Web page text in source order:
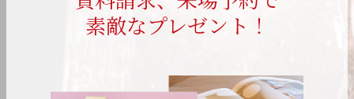
素敵なプレゼント！